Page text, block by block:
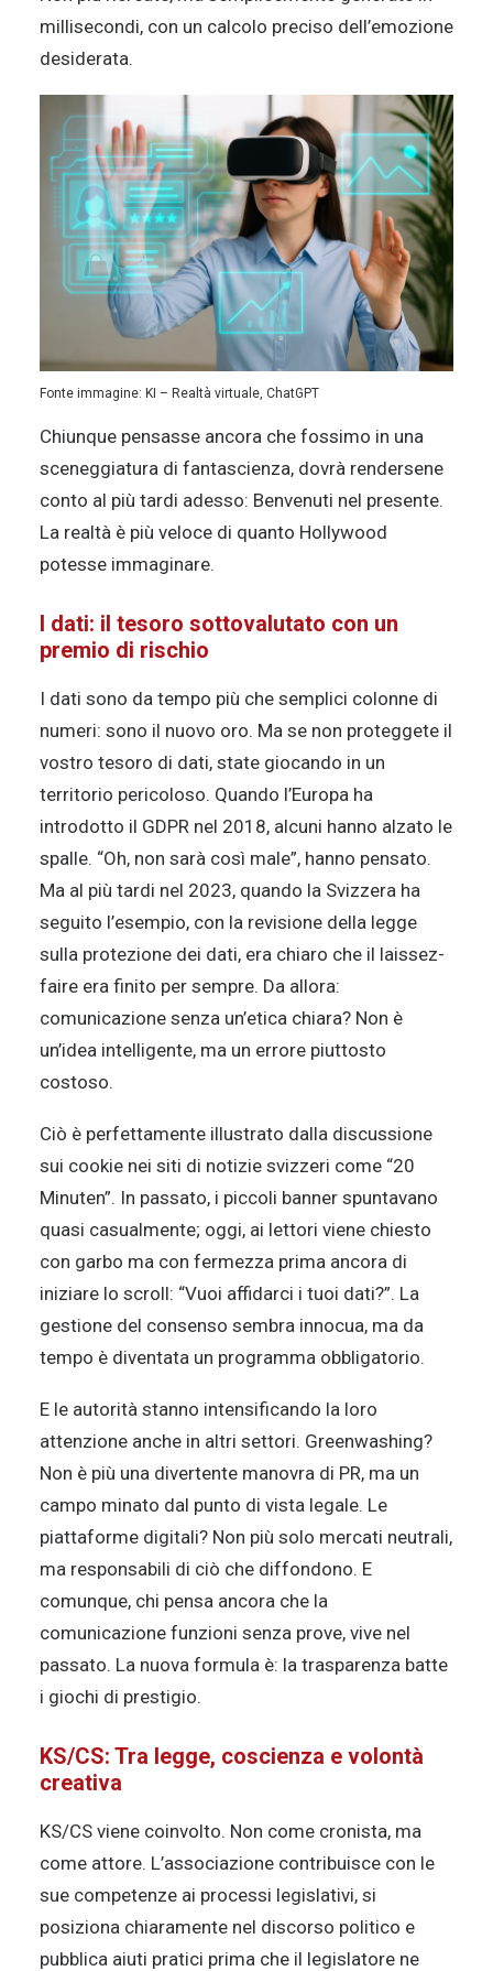
millisecondi, con un calcolo preciso dell’emozione
desiderata.
Fonte immagine: KI – Realtà virtuale, ChatGPT
Chiunque pensasse ancora che fossimo in una
sceneggiatura di fantascienza, dovrà rendersene
conto al più tardi adesso: Benvenuti nel presente.
La realtà è più veloce di quanto Hollywood
potesse immaginare.
I dati: il tesoro sottovalutato con un
premio di rischio
I dati sono da tempo più che semplici colonne di
numeri: sono il nuovo oro. Ma se non proteggete il
vostro tesoro di dati, state giocando in un
territorio pericoloso. Quando l’Europa ha
introdotto il GDPR nel 2018, alcuni hanno alzato le
spalle. “Oh, non sarà così male”, hanno pensato.
Ma al più tardi nel 2023, quando la Svizzera ha
seguito l’esempio, con la revisione della legge
sulla protezione dei dati, era chiaro che il laissez-
faire era finito per sempre. Da allora:
comunicazione senza un’etica chiara? Non è
un’idea intelligente, ma un errore piuttosto
costoso.
Ciò è perfettamente illustrato dalla discussione
sui cookie nei siti di notizie svizzeri come “20
Minuten”. In passato, i piccoli banner spuntavano
quasi casualmente; oggi, ai lettori viene chiesto
con garbo ma con fermezza prima ancora di
iniziare lo scroll: “Vuoi affidarci i tuoi dati?”. La
gestione del consenso sembra innocua, ma da
tempo è diventata un programma obbligatorio.
E le autorità stanno intensificando la loro
attenzione anche in altri settori. Greenwashing?
Non è più una divertente manovra di PR, ma un
campo minato dal punto di vista legale. Le
piattaforme digitali? Non più solo mercati neutrali,
ma responsabili di ciò che diffondono. E
comunque, chi pensa ancora che la
comunicazione funzioni senza prove, vive nel
passato. La nuova formula è: la trasparenza batte
i giochi di prestigio.
KS/CS: Tra legge, coscienza e volontà
creativa
KS/CS viene coinvolto. Non come cronista, ma
come attore. L’associazione contribuisce con le
sue competenze ai processi legislativi, si
posiziona chiaramente nel discorso politico e
pubblica aiuti pratici prima che il legislatore ne